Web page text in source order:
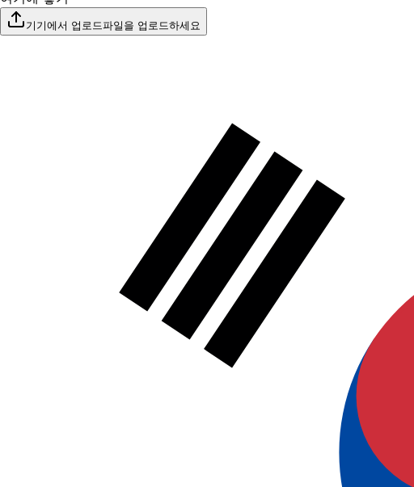
기기에서 업로드파일을 업로드하세요